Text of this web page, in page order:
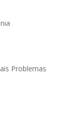
Problemas